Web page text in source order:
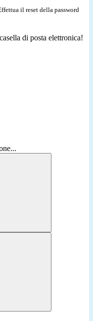
il reset della password
di posta elettronica!